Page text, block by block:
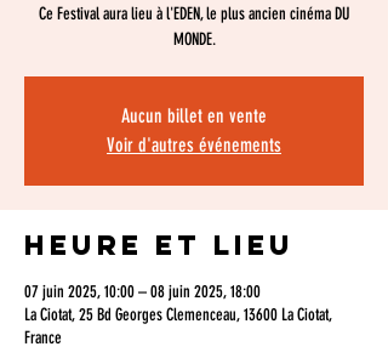
Ce Festival aura lieu à l'EDEN, le plus ancien cinéma DU
MONDE.
Aucun billet en vente
Voir d'autres événements
Heure et lieu
07 juin 2025, 10:00 – 08 juin 2025, 18:00
La Ciotat, 25 Bd Georges Clemenceau, 13600 La Ciotat,
France